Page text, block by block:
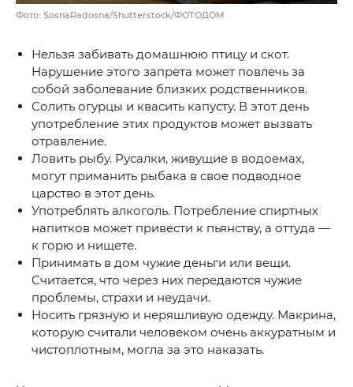
Фото: SosnaRadosna/Shutterstock/ФОТОДОМ
Нельзя забивать домашнюю птицу и скот.
Нарушение этого запрета может повлечь за
собой заболевание близких родственников.
Солить огурцы и квасить капусту. В этот день
употребление этих продуктов может вызвать
отравление.
Ловить рыбу. Русалки, живущие в водоемах,
могут приманить рыбака в свое подводное
царство в этот день.
Употреблять алкоголь. Потребление спиртных
напитков может привести к пьянству, а оттуда —
к горю и нищете.
Принимать в дом чужие деньги или вещи.
Считается, что через них передаются чужие
проблемы, страхи и неудачи.
Носить грязную и неряшливую одежду. Макрина,
которую считали человеком очень аккуратным и
чистоплотным, могла за это наказать.